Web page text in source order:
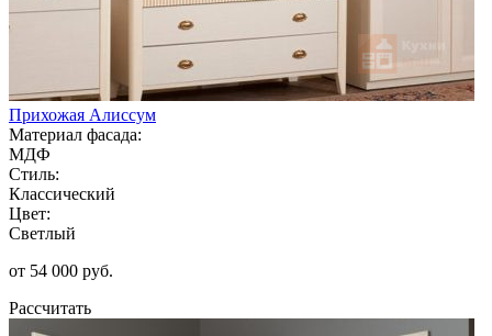
Прихожая Алиссум
Материал фасада:
МДФ
Стиль:
Классический
Цвет:
Светлый
от 54 000 руб.
Рассчитать